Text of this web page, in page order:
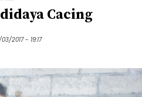
Cacing
2017 - 19:17